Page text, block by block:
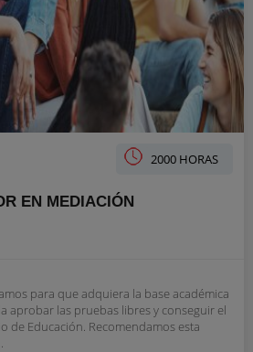
2000 HORAS
EN MEDIACIÓN
para que adquiera la base académica
aprobar las pruebas libres y conseguir el
de Educación. Recomendamos esta